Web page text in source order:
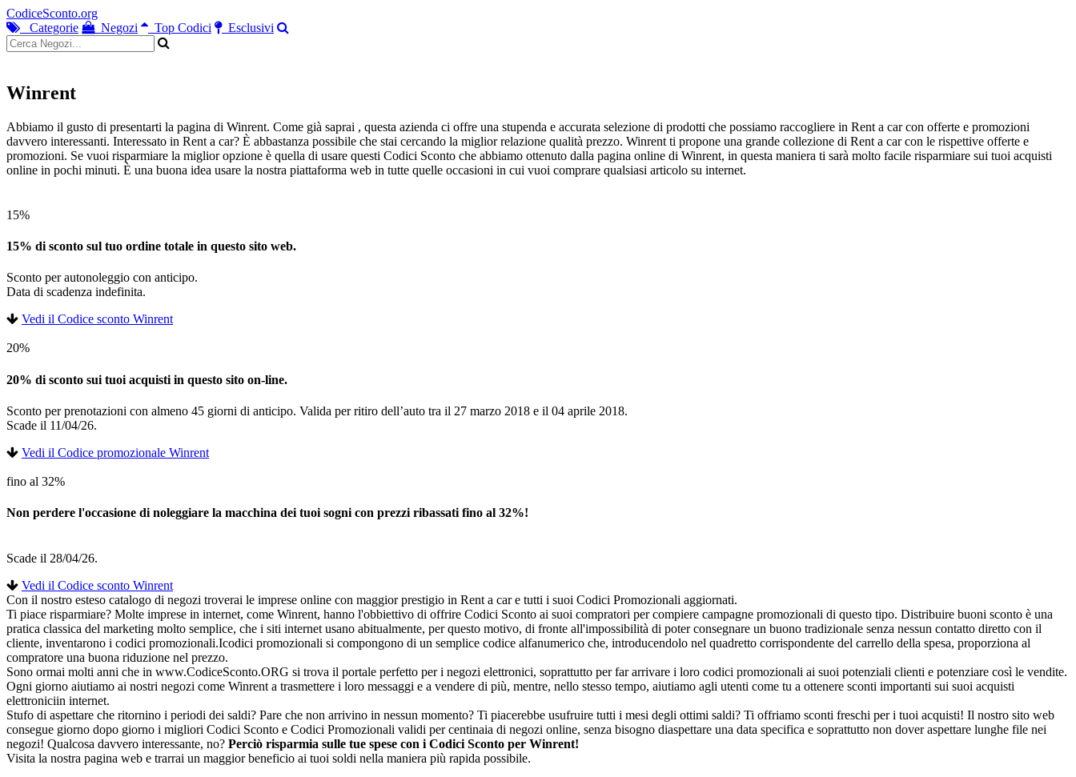
CodiceSconto.org
Categorie
Negozi Top Codici Esclusivi
Winrent
Abbiamo il gusto di presentarti la pagina di Winrent. Come già saprai , questa azienda ci offre una stupenda e accurata selezione di prodotti che possiamo raccogliere in Rent a car con offerte e promozioni
davvero interessanti. Interessato in Rent a car? È abbastanza possibile che stai cercando la miglior relazione qualità prezzo. Winrent ti propone una grande collezione di Rent a car con le rispettive offerte e
promozioni. Se vuoi risparmiare la miglior opzione è quella di usare questi Codici Sconto che abbiamo ottenuto dalla pagina online di Winrent, in questa maniera ti sarà molto facile risparmiare sui tuoi acquisti
online in pochi minuti. È una buona idea usare la nostra piattaforma web in tutte quelle occasioni in cui vuoi comprare qualsiasi articolo su internet.
15%
15% di sconto sul tuo ordine totale in questo sito web.
Sconto per autonoleggio con anticipo.
Data di scadenza indefinita.
Vedi il Codice sconto Winrent
20%
20% di sconto sui tuoi acquisti in questo sito on-line.
Sconto per prenotazioni con almeno 45 giorni di anticipo. Valida per ritiro dell’auto tra il 27 marzo 2018 e il 04 aprile 2018.
Scade il 11/04/26.
Vedi il Codice promozionale Winrent
fino al 32%
Non perdere l'occasione di noleggiare la macchina dei tuoi sogni con prezzi ribassati fino al 32%!
Scade il 28/04/26.
Vedi il Codice sconto Winrent
Con il nostro esteso catalogo di negozi troverai le imprese online con maggior prestigio in Rent a car e tutti i suoi Codici Promozionali aggiornati.
Ti piace risparmiare? Molte imprese in internet, come Winrent, hanno l'obbiettivo di offrire Codici Sconto ai suoi compratori per compiere campagne promozionali di questo tipo. Distribuire buoni sconto è una
pratica classica del marketing molto semplice, che i siti internet usano abitualmente, per questo motivo, di fronte all'impossibilità di poter consegnare un buono tradizionale senza nessun contatto diretto con il
cliente, inventarono i codici promozionali.Icodici promozionali si compongono di un semplice codice alfanumerico che, introducendolo nel quadretto corrispondente del carrello della spesa, proporziona al
compratore una buona riduzione nel prezzo.
Sono ormai molti anni che in www.CodiceSconto.ORG si trova il portale perfetto per i negozi elettronici, soprattutto per far arrivare i loro codici promozionali ai suoi potenziali clienti e potenziare così le vendite.
Ogni giorno aiutiamo ai nostri negozi come Winrent a trasmettere i loro messaggi e a vendere di più, mentre, nello stesso tempo, aiutiamo agli utenti come tu a ottenere sconti importanti sui suoi acquisti
elettroniciin internet.
Stufo di aspettare che ritornino i periodi dei saldi? Pare che non arrivino in nessun momento? Ti piacerebbe usufruire tutti i mesi degli ottimi saldi? Ti offriamo sconti freschi per i tuoi acquisti! Il nostro sito web
consegue giorno dopo giorno i migliori Codici Sconto e Codici Promozionali validi per centinaia di negozi online, senza bisogno diaspettare una data specifica e soprattutto non dover aspettare lunghe file nei
negozi! Qualcosa davvero interessante, no? Perciò risparmia sulle tue spese con i Codici Sconto per Winrent!
Visita la nostra pagina web e trarrai un maggior beneficio ai tuoi soldi nella maniera più rapida possibile.